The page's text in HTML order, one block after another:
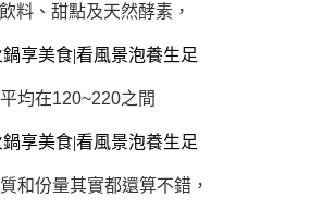
料、甜點及天然酵素，
均在120~220之間
和份量其實都還算不錯，